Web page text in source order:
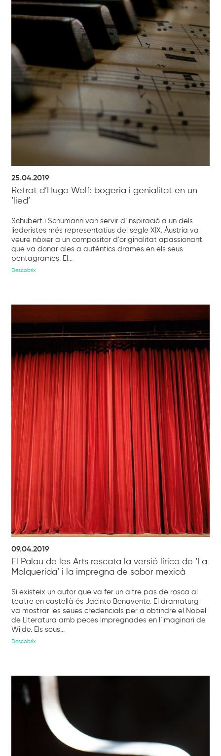
25.04.2019
Retrat d’Hugo Wolf: bogeria i genialitat en un
‘lied’
Schubert i Schumann van servir d’inspiració a un dels
liederistes més representatius del segle XIX. Àustria va
veure nàixer a un compositor d’originalitat apassionant
que va donar ales a autèntics drames en els seus
pentagrames. El...
Descobrix
09.04.2019
El Palau de les Arts rescata la versió lírica de ‘La
Malquerida’ i la impregna de sabor mexicà
Si existeix un autor que va fer un altre pas de rosca al
teatre en castellà és Jacinto Benavente. El dramaturg
va mostrar les seues credencials per a obtindre el Nobel
de Literatura amb peces impregnades en l’imaginari de
Wilde. Els seus...
Descobrix